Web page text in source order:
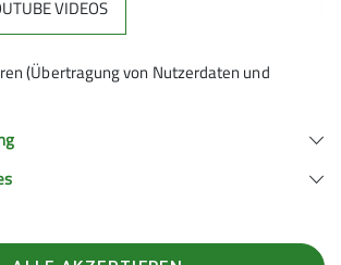
Alpenvereins e.V.
VIDEOS
(Übertragung von Nutzerdaten und